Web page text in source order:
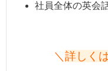
社員全体の英会
＼ 詳しく